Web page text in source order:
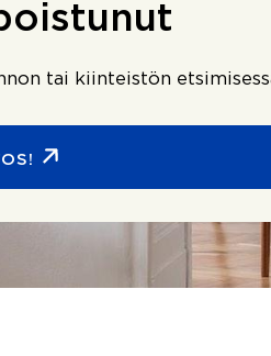
tai kiinteistön